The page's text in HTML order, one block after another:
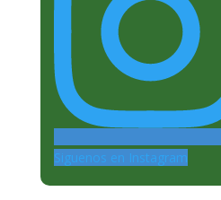
Siguenos en Instagram